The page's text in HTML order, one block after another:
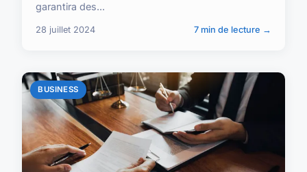
garantira des...
28 juillet 2024 7 min de lecture →
BUSINESS